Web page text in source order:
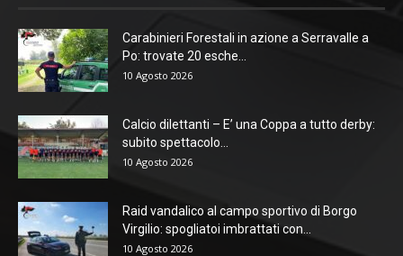
Carabinieri Forestali in azione a Serravalle a
Po: trovate 20 esche...
10 Agosto 2026
Calcio dilettanti – E’ una Coppa a tutto derby:
subito spettacolo...
10 Agosto 2026
Raid vandalico al campo sportivo di Borgo
Virgilio: spogliatoi imbrattati con...
10 Agosto 2026